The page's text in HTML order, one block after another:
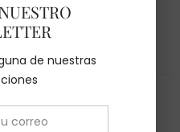
de nuestras